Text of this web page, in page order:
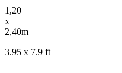
1,20
x
2,40m
3.95 x 7.9 ft